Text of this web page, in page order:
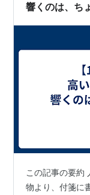
響くのは、ち
この記事の要約
物より、付箋に